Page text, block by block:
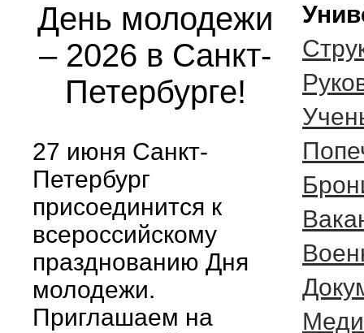
День молодежи
– 2026 в Санкт-
Петербурге!
27 июня Санкт-
Петербург
присоединится к
всероссийскому
празднованию Дня
молодежи.
Приглашаем на